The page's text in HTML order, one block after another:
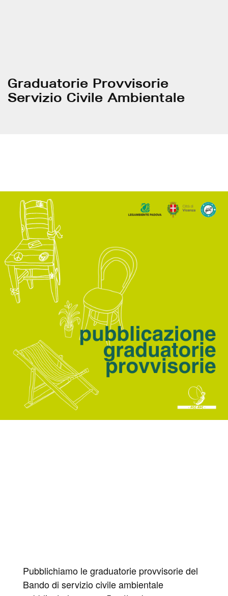
Graduatorie Provvisorie
Servizio Civile Ambientale
Pubblichiamo le graduatorie provvisorie del
Bando di servizio civile ambientale